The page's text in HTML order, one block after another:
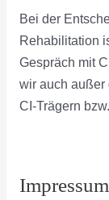
Bei der
Rehabilitation
Gespräch mit
wir auch außer
CI-Trägern